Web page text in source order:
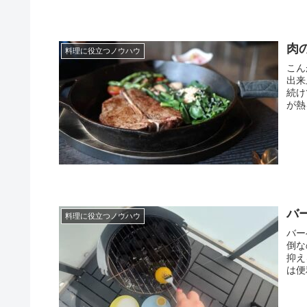
料理に役立つノウハウ 肉
こ
出
続
が
料理に役立つノウハウ バ
バ
倒
抑
は